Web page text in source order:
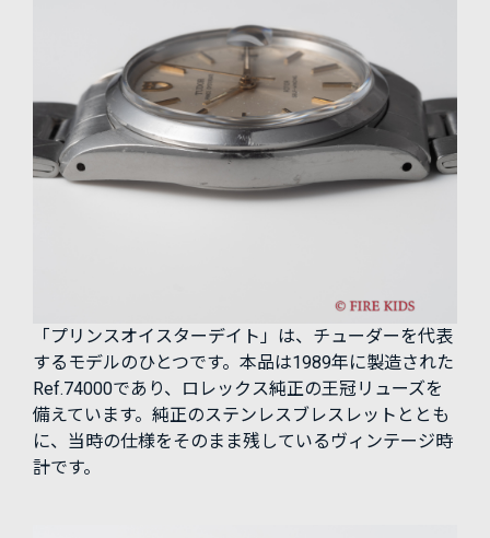
「プリンスオイスターデイト」は、チューダーを代表
するモデルのひとつです。本品は1989年に製造された
Ref.74000であり、ロレックス純正の王冠リューズを
備えています。純正のステンレスブレスレットととも
に、当時の仕様をそのまま残しているヴィンテージ時
計です。